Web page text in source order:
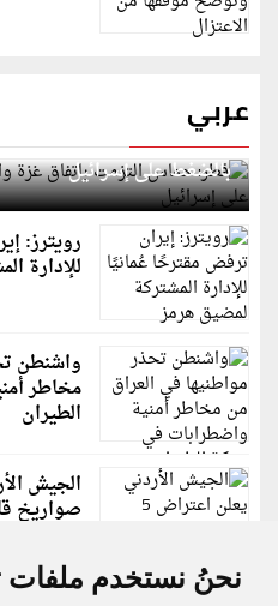
نحنُ نستخدم ملفات
عربي
قطر: حماس التزمت باتفاق
بالضغط على إسرائيل
رويترز:
للإدارة
واشنطن
مخاطر
الطيران
صواريخ